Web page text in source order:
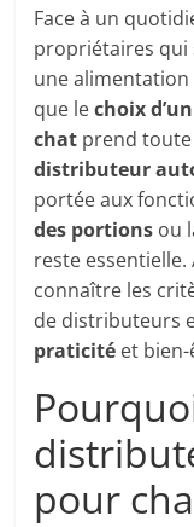
Face à un
propriétaires qui
une alimentation
que lechoix
chat prend
distributeur
portée aux
des portions ou
reste essentielle.
connaître les
de distributeurs
praticité et
pour